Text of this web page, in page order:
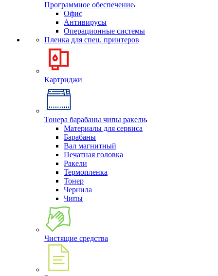
Программное обеспечение
Офис
Антивирусы
Операционные системы
Пленка для спец. принтеров
Картриджи
Тонера барабаны чипы ракели
Материалы для сервиса
Барабаны
Вал магнитный
Печатная головка
Ракели
Термопленка
Тонер
Чернила
Чипы
Чистящие средства